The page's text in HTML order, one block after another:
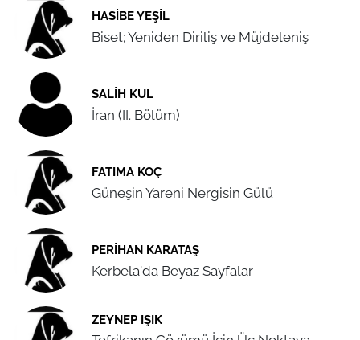
HASIBE YEŞIL
Biset; Yeniden Diriliş ve Müjdeleniş
SALIH KUL
İran (II. Bölüm)
FATIMA KOÇ
Güneşin Yareni Nergisin Gülü
PERIHAN KARATAŞ
Kerbela'da Beyaz Sayfalar
ZEYNEP IŞIK